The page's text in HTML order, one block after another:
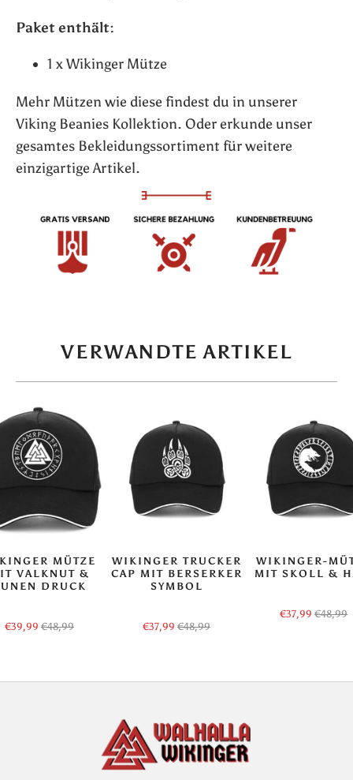
Paket enthält:
1 x Wikinger Mütze
Mehr Mützen wie diese findest du in unserer
Viking Beanies Kollektion. Oder erkunde unser
gesamtes Bekleidungssortiment für weitere
einzigartige Artikel.
VERWANDTE ARTIKEL
MÜTZE
VALKNUT &
DRUCK
€39,99 €48,99
WIKINGER TRUCKER
CAP MIT BERSERKER
SYMBOL
€37,99 €48,99
WIKINGER-
MIT SKOLL &
€37,99 €48,99